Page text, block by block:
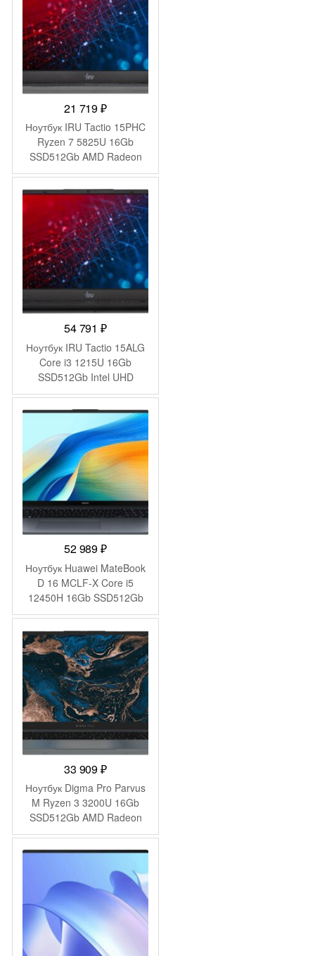
21 719₽
Ноутбук IRU Tactio 15PHC
Ryzen 7 5825U 16Gb
SSD512Gb AMD Radeon
Graphics 15.6″ IPS FHD
(1920×1080) Windows 11
Pro Multi Language black
WiFi BT Cam 4350mAh
(2046017)
54 791₽
Ноутбук IRU Tactio 15ALG
Core i3 1215U 16Gb
SSD512Gb Intel UHD
Graphics 15.6″ IPS FHD
(1920×1080) Windows 11
Pro 64 black WiFi BT Cam
4500mAh (2019268)
52 989₽
Ноутбук Huawei MateBook
D 16 MCLF-X Core i5
12450H 16Gb SSD512Gb
Intel UHD Graphics 16″ IPS
space WiFi BT Cam
(53013YDK)
33 909₽
Ноутбук Digma Pro Parvus
M Ryzen 3 3200U 16Gb
SSD512Gb AMD Radeon
Graphics 15.6″ IPS FHD
(1920×1080) Windows 11
4500mAh (DN15R3-
ADXW02)